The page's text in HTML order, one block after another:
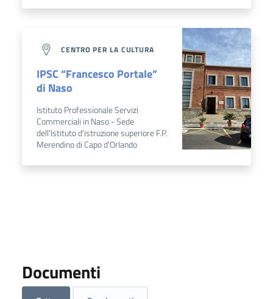
CENTRO PER LA CULTURA
IPSC “Francesco Portale”
di Naso
Istituto Professionale Servizi
Commerciali in Naso - Sede
dell'Istituto d'istruzione superiore F.P.
Merendino di Capo d'Orlando
Documenti